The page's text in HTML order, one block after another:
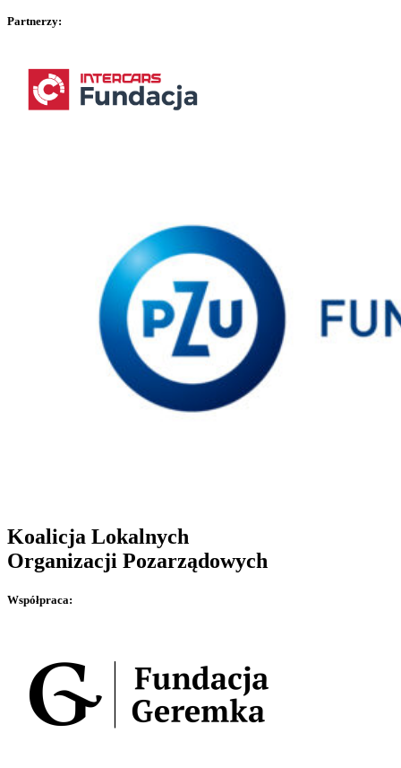
Partnerzy:
Koalicja Lokalnych
Organizacji Pozarządowych
Współpraca: